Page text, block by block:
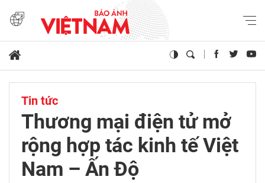
Tin tức
Thương mại điện tử mở
rộng hợp tác kinh tế Việt
Nam – Ấn Độ